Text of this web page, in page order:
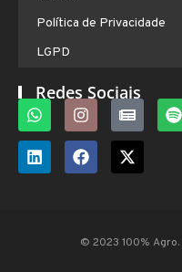
Política de Privacidade
LGPD
Redes Sociais
© 2023 100% Agro.